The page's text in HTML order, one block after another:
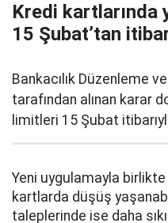
Kredi kartlarında
15 Şubat’tan
Bankacılık Düzenleme
tarafından alınan karar
limitleri 15 Şubat
Yeni uygulamayla
kartlarda düşüş
taleplerinde ise daha